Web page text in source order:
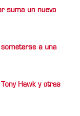
suma un nuevo
a una
Hawk y otras